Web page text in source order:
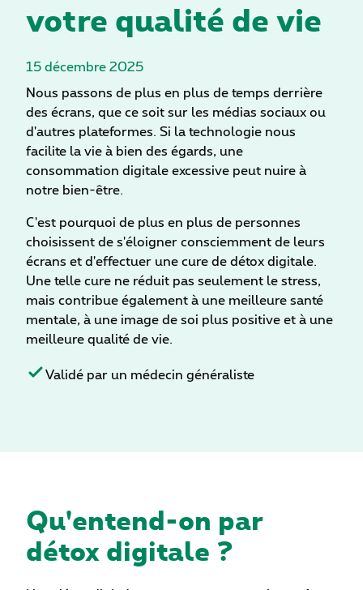
votre qualité de vie
15 décembre 2025
Nous passons de plus en plus de temps derrière
des écrans, que ce soit sur les médias sociaux ou
d'autres plateformes. Si la technologie nous
facilite la vie à bien des égards, une
consommation digitale excessive peut nuire à
notre bien-être.
C'est pourquoi de plus en plus de personnes
choisissent de s'éloigner consciemment de leurs
écrans et d'effectuer une cure de détox digitale.
Une telle cure ne réduit pas seulement le stress,
mais contribue également à une meilleure santé
mentale, à une image de soi plus positive et à une
meilleure qualité de vie.
Validé par un médecin généraliste
Qu'entend-on par
détox digitale ?